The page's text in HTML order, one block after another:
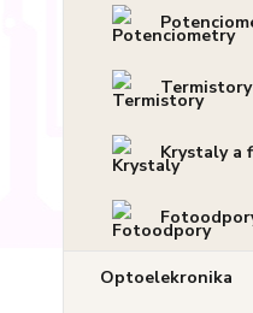
Termistory
Krystaly a
Optoelekronika